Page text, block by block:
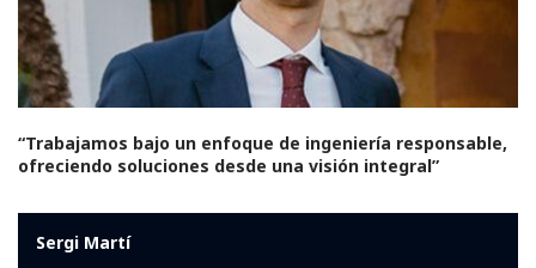
“Trabajamos bajo un enfoque de ingeniería responsable,
ofreciendo soluciones desde una visión integral”
Sergi Martí